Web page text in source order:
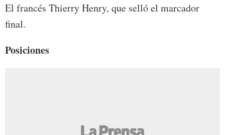
El francés Thierry Henry, que selló el marcador
final.
Posiciones